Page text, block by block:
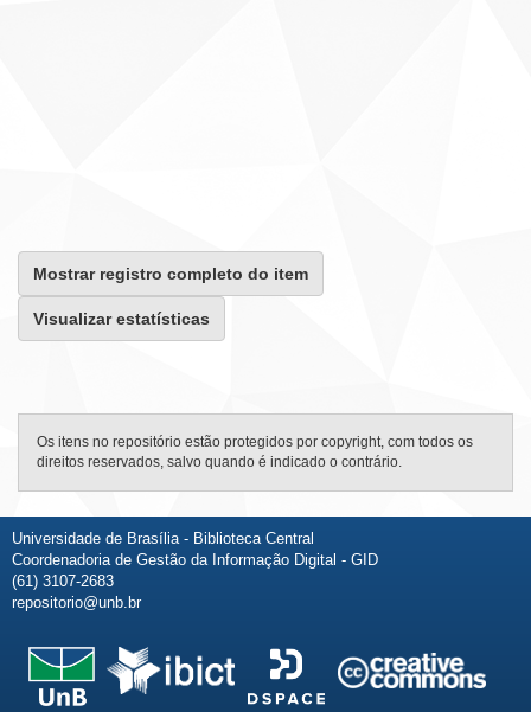
Mostrar registro completo do item
Visualizar estatísticas
Os itens no repositório estão protegidos por copyright, com todos os
direitos reservados, salvo quando é indicado o contrário.
Universidade de Brasília - Biblioteca Central
Coordenadoria de Gestão da Informação Digital - GID
(61) 3107-2683
repositorio@unb.br